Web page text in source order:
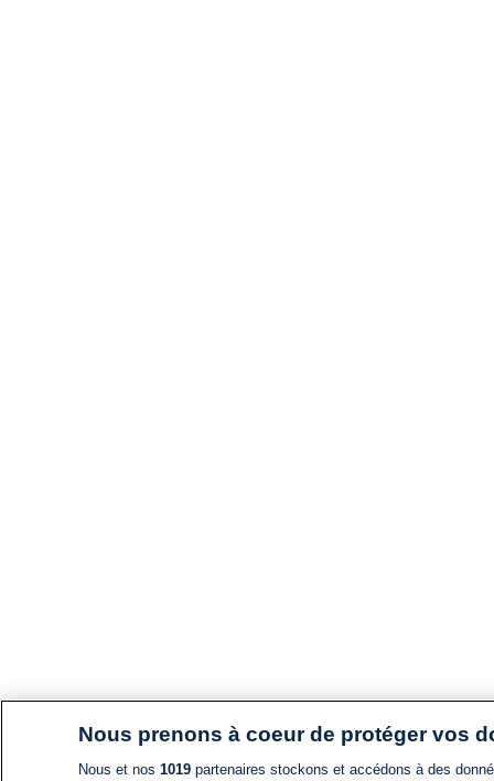
Nous prenons à coeur de protéger vos
Nous et nos 1019partenaires stockons et accédons à des